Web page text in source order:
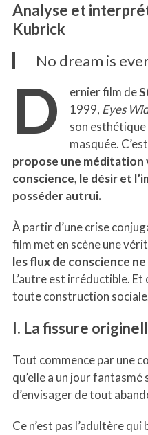
Analyse et
Kubrick
No dream is
D ernier film de
1999, Eyes
son esthétique
masquée.
propose une méditation
conscience, le désir et
posséder autrui.
À partir d’une crise
film met en scène une
les flux de conscience
L’autre est irréductible.
toute construction
I. La fissure
Tout commence par une
qu’elle a un jour fantasmé
d’envisager de tout
Ce n’est pas l’adultère